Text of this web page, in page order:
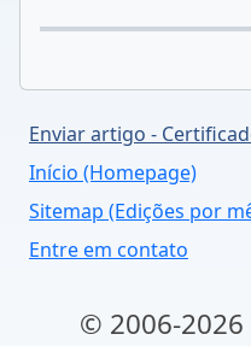
Enviar artigo -
Início (Homepage)
Sitemap (Edições por
Entre em contato
© 2006-